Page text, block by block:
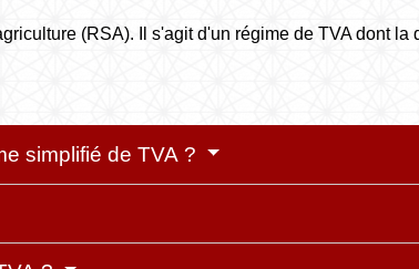
(RSA). Il s'agit d'un régime de TVA dont la
simplifié de TVA ?